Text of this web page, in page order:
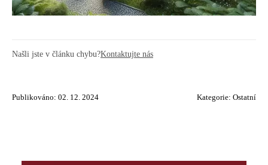
Našli jste v článku chybu?Kontaktujte nás
Publikováno: 02. 12. 2024 Kategorie: Ostatní